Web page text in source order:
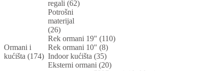
regali (62)
Potrošni
materijal
(26)
Ormani i
kućišta (174)
Rek ormani 19" (110)
Rek ormani 10" (8)
Indoor kućišta (35)
Eksterni ormani (20)